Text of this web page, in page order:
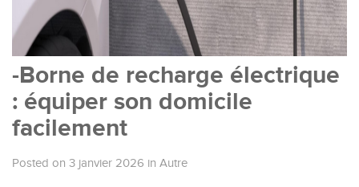
-Borne de recharge électrique
: équiper son domicile
facilement
Posted on 3 janvier 2026 in Autre